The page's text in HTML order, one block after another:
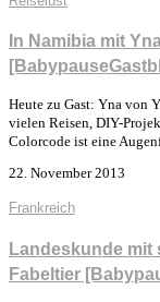
In Namibia mit
Heute zu Gast: Yna von
vielen Reisen, DIY-
Colorcode ist eine
22. November 2013
Frankreich
Landeskunde mit
Fabeltier